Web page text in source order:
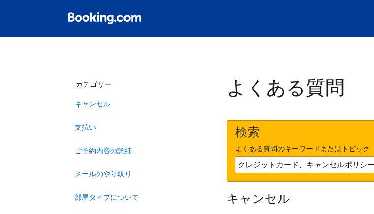
カテゴリー
キャンセル
支払い
ご予約内容の詳細
メールのやり取り
部屋タイプについて
よくある質問
検索
よくある質問のキーワードまたはトピック
キャンセル